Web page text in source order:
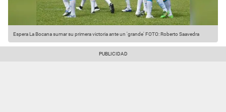
Espera La Bocana sumar su primera victoria ante un 'grande' FOTO: Roberto Saavedra